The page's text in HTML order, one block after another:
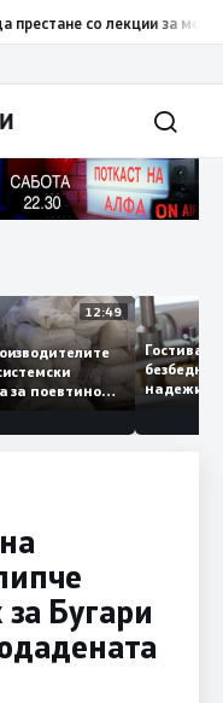
со лекции за морал и
12:49
системски
за поевтино
Бугари